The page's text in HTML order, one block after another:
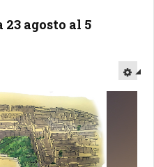
23 agosto al 5